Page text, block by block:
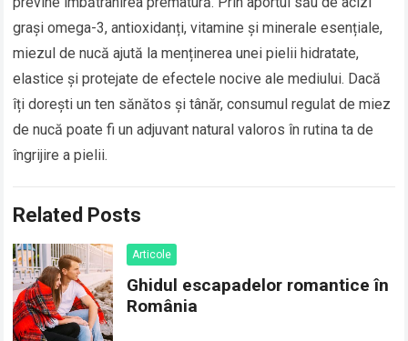
grași omega-3, antioxidanți, vitamine și minerale esențiale,
miezul de nucă ajută la menținerea unei pielii hidratate,
elastice și protejate de efectele nocive ale mediului. Dacă
îți dorești un ten sănătos și tânăr, consumul regulat de miez
de nucă poate fi un adjuvant natural valoros în rutina ta de
îngrijire a pielii.
Related Posts
Articole
Ghidul escapadelor romantice în
România